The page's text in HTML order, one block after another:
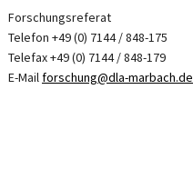
Forschungsreferat
Telefon +49 (0) 7144 / 848-175
Telefax +49 (0) 7144 / 848-179
E-Mailforschung@dla-marbach.de